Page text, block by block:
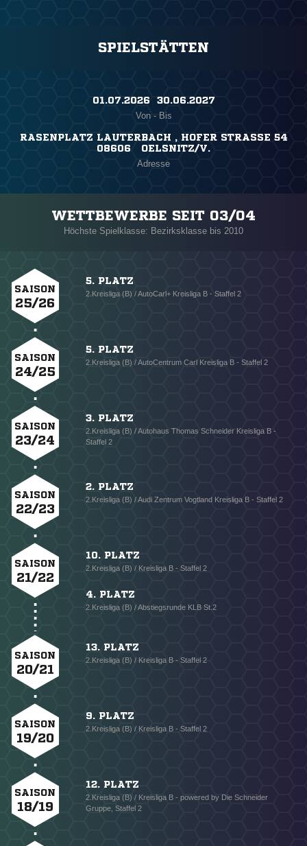
SPIELSTÄTTEN
01.07.2026 ​ 30.06.2027
Von - Bis
RASENPLATZ LAUTERBACH , HOFER STRASSE 54
08606 OELSNITZ/V.
Adresse
WETTBEWERBE SEIT 03/04
Höchste Spielklasse: Bezirksklasse bis 2010
SAISON
25/26
5. PLATZ
2.Kreisliga (B) / AutoCarl+ Kreisliga B - Staffel 2
SAISON
24/25
5. PLATZ
2.Kreisliga (B) / AutoCentrum Carl Kreisliga B - Staffel 2
SAISON
23/24
3. PLATZ
2.Kreisliga (B) / Autohaus Thomas Schneider Kreisliga B -
Staffel 2
SAISON
22/23
2. PLATZ
2.Kreisliga (B) / Audi Zentrum Vogtland Kreisliga B - Staffel 2
SAISON
21/22
10. PLATZ
2.Kreisliga (B) / Kreisliga B - Staffel 2
4. PLATZ
2.Kreisliga (B) / Abstiegsrunde KLB St.2
SAISON
20/21
13. PLATZ
2.Kreisliga (B) / Kreisliga B - Staffel 2
SAISON
19/20
9. PLATZ
2.Kreisliga (B) / Kreisliga B - Staffel 2
SAISON
18/19
12. PLATZ
2.Kreisliga (B) / Kreisliga B - powered by Die Schneider
Gruppe, Staffel 2